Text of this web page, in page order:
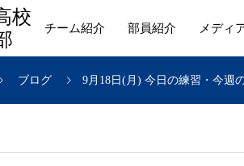
校
チーム紹介 部員紹介 メディ
ブログ 9月18日(月) 今日の練習・今週